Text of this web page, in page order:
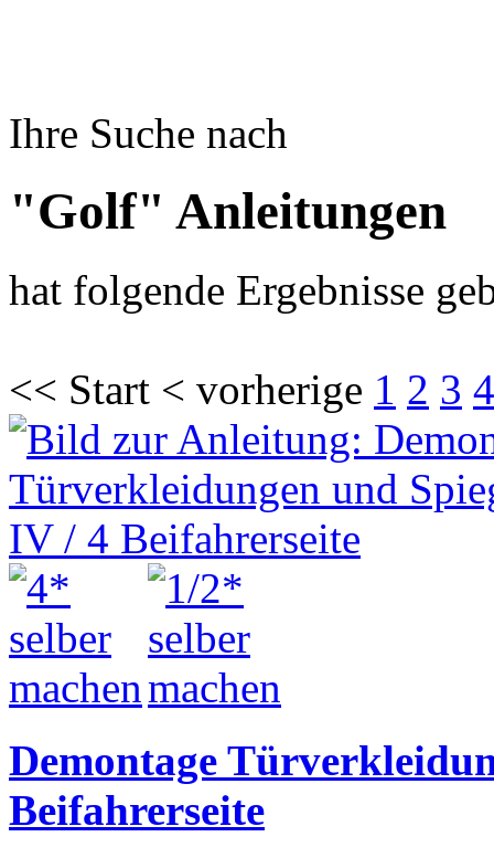
Ihre Suche nach
"Golf" Anleitungen
hat folgende Ergebnisse
<< Start < vorherige 1 2 3 4
Demontage
Beifahrerseite